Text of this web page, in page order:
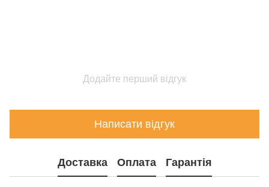
Додайте перший відгук
Написати відгук
Доставка Оплата Гарантія